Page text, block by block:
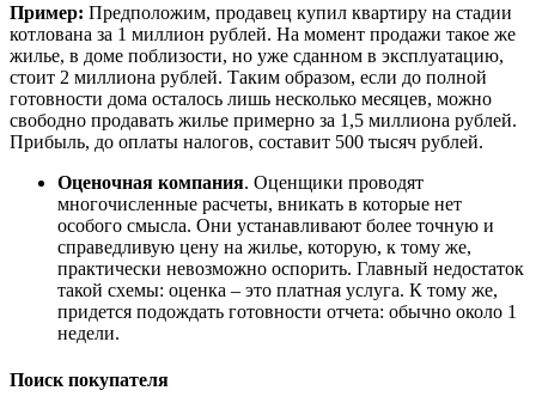
Пример: Предположим, продавец купил квартиру на стадии
котлована за 1 миллион рублей. На момент продажи такое же
жилье, в доме поблизости, но уже сданном в эксплуатацию,
стоит 2 миллиона рублей. Таким образом, если до полной
готовности дома осталось лишь несколько месяцев, можно
свободно продавать жилье примерно за 1,5 миллиона рублей.
Прибыль, до оплаты налогов, составит 500 тысяч рублей.
Оценочная компания. Оценщики проводят
многочисленные расчеты, вникать в которые нет
особого смысла. Они устанавливают более точную и
справедливую цену на жилье, которую, к тому же,
практически невозможно оспорить. Главный недостаток
такой схемы: оценка – это платная услуга. К тому же,
придется подождать готовности отчета: обычно около 1
недели.
Поиск покупателя